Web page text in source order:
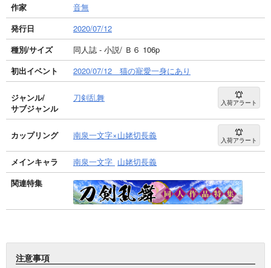
作家
音無
発行日
2020/07/12
種別/サイズ
同人誌 - 小説/ Ｂ６ 106p
初出イベント
2020/07/12 猫の寵愛一身にあり
ジャンル/
サブジャンル
刀剣乱舞 入荷アラート
カップリング 南泉一文字×山姥切長義 入荷アラート
メインキャラ 南泉一文字 山姥切長義
関連特集
注意事項